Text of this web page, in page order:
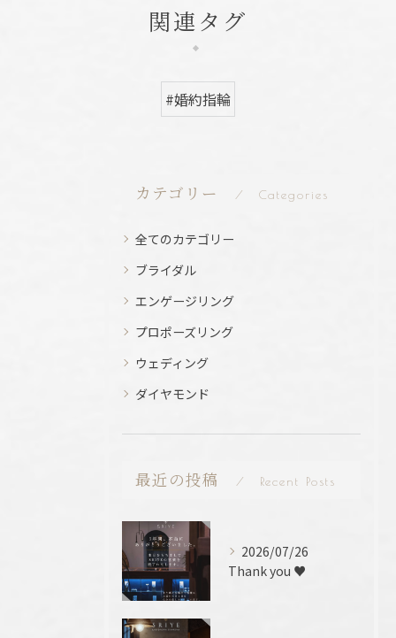
関連タグ
#婚約指輪
カテゴリー Categories
全てのカテゴリー
ブライダル
エンゲージリング
プロポーズリング
ウェディング
ダイヤモンド
最近の投稿 Recent Posts
2026/07/26
Thank you ♥️